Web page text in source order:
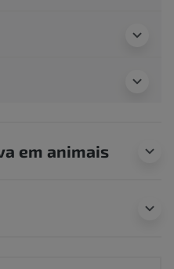
em animais